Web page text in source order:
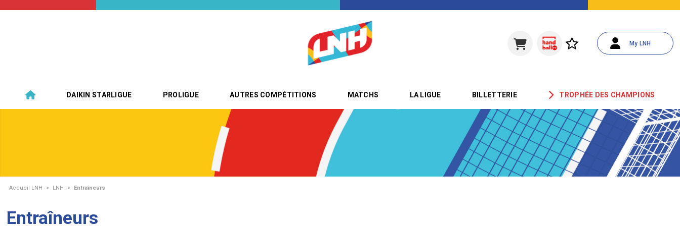
My LNH
DAIKIN STARLIGUE PROLIGUE AUTRES COMPÉTITIONS MATCHS LA LIGUE BILLETTERIE TROPHÉE DES CHAMPIONS
Accueil LNH > LNH > Entraîneurs
Entraîneurs